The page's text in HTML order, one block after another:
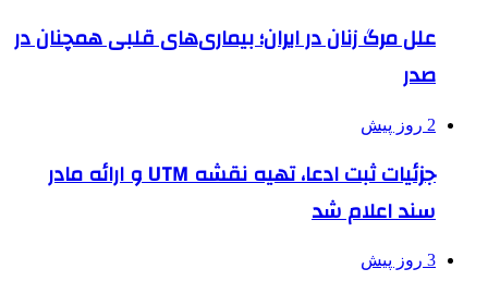
علل مرگ زنان در ایران؛ بیماری‌های قلبی همچنان در
صدر
2 روز پیش
جزئیات ثبت ادعا، تهیه نقشه UTM و ارائه مادر
سند اعلام شد
3 روز پیش